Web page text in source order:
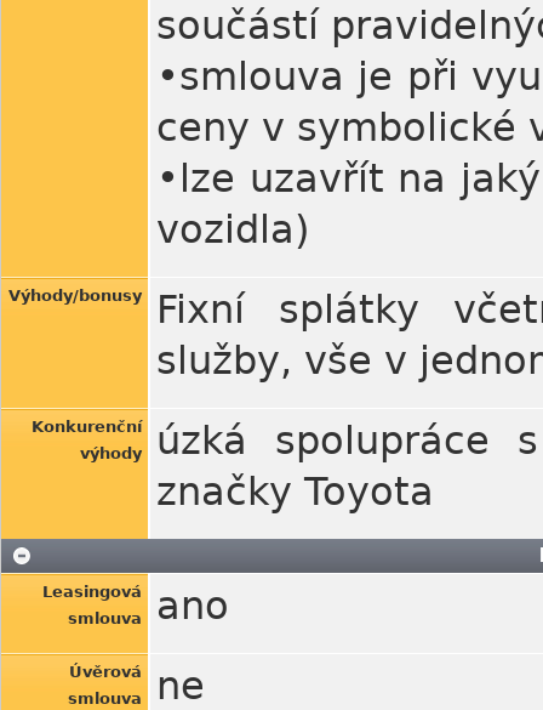
součástí
•smlouva je při
ceny v symbolické
•lze uzavřít na
vozidla)
Výhody/bonusy
Fixní splátky
služby, vše v
Konkurenční
výhody
úzká spolupráce
značky Toyota
Leasingová
smlouva
ano
Úvěrová
smlouva
ne